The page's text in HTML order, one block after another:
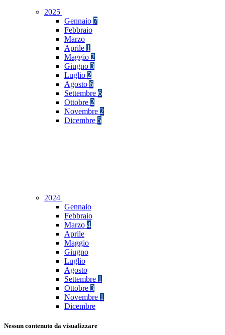
2025
Gennaio 7
Febbraio
Marzo
Aprile 1
Maggio 2
Giugno 3
Luglio 2
Agosto 6
Settembre 6
Ottobre 2
Novembre 2
Dicembre 5
2024
Gennaio
Febbraio
Marzo 4
Aprile
Maggio
Giugno
Luglio
Agosto
Settembre 1
Ottobre 3
Novembre 1
Dicembre
Nessun contenuto da visualizzare